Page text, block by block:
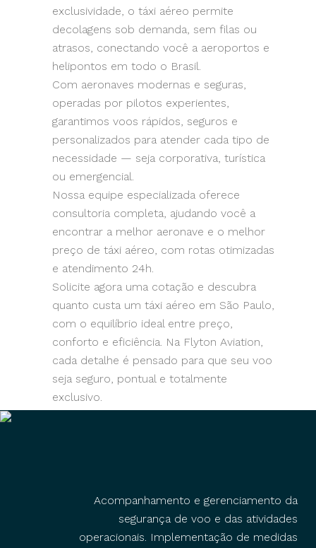
exclusividade, o táxi aéreo permite
decolagens sob demanda, sem filas ou
atrasos, conectando você a aeroportos e
helipontos em todo o Brasil.
Com aeronaves modernas e seguras,
operadas por pilotos experientes,
garantimos voos rápidos, seguros e
personalizados para atender cada tipo de
necessidade — seja corporativa, turística
ou emergencial.
Nossa equipe especializada oferece
consultoria completa, ajudando você a
encontrar a melhor aeronave e o melhor
preço de táxi aéreo, com rotas otimizadas
e atendimento 24h.
Solicite agora uma cotação e descubra
quanto custa um táxi aéreo em São Paulo,
com o equilíbrio ideal entre preço,
conforto e eficiência. Na Flyton Aviation,
cada detalhe é pensado para que seu voo
seja seguro, pontual e totalmente
exclusivo.
Acompanhamento e gerenciamento da
segurança de voo e das atividades
operacionais. Implementação de medidas